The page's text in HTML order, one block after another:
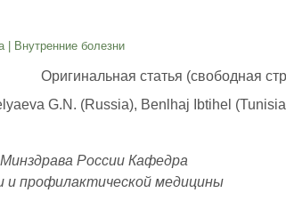
| Внутренние болезни
Оригинальная статья (свободная
G.N. (Russia), Benlhaj Ibtihel
России Кафедра
и профилактической медицины